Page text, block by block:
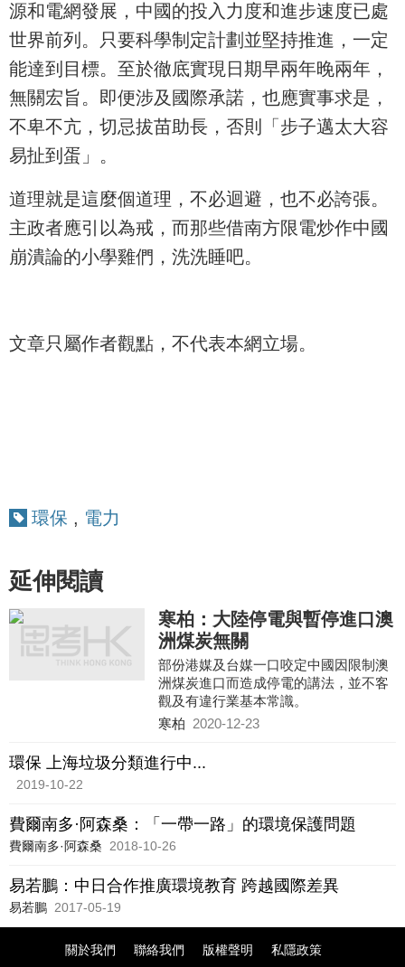
源和電網發展，中國的投入力度和進步速度已處
世界前列。只要科學制定計劃並堅持推進，一定
能達到目標。至於徹底實現日期早兩年晚兩年，
無關宏旨。即便涉及國際承諾，也應實事求是，
不卑不亢，切忌拔苗助長，否則「步子邁太大容
易扯到蛋」。
道理就是這麼個道理，不必迴避，也不必誇張。
主政者應引以為戒，而那些借南方限電炒作中國
崩潰論的小學雞們，洗洗睡吧。
文章只屬作者觀點，不代表本網立場。
環保 , 電力
延伸閱讀
寒柏：大陸停電與暫停進口澳
洲煤炭無關
部份港媒及台媒一口咬定中國因限制澳
洲煤炭進口而造成停電的講法，並不客
觀及有違行業基本常識。
寒柏 2020-12-23
環保 上海垃圾分類進行中...
2019-10-22
費爾南多·阿森桑：「一帶一路」的環境保護問題
費爾南多·阿森桑 2018-10-26
易若鵬：中日合作推廣環境教育 跨越國際差異
易若鵬 2017-05-19
關於我們 聯絡我們 版權聲明 私隱政策